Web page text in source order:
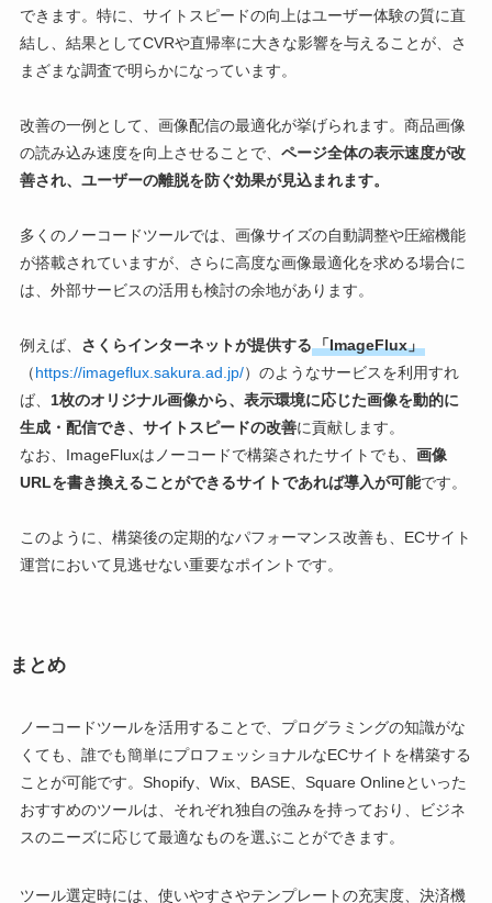
できます。特に、サイトスピードの向上はユーザー体験の質に直
結し、結果としてCVRや直帰率に大きな影響を与えることが、さ
まざまな調査で明らかになっています。
改善の一例として、画像配信の最適化が挙げられます。商品画像
の読み込み速度を向上させることで、 ページ全体の表示速度が改
善され、ユーザーの離脱を防ぐ効果が見込まれます。
多くのノーコードツールでは、画像サイズの自動調整や圧縮機能
が搭載されていますが、さらに高度な画像最適化を求める場合に
は、外部サービスの活用も検討の余地があります。
例えば、 さくらインターネットが提供する「ImageFlux」
（https://imageflux.sakura.ad.jp/）のようなサービスを利用すれ
ば、 1枚のオリジナル画像から、表示環境に応じた画像を動的に
生成・配信でき、サイトスピードの改善に貢献します。
なお、ImageFluxはノーコードで構築されたサイトでも、 画像
URLを書き換えることができるサイトであれば導入が可能です。
このように、構築後の定期的なパフォーマンス改善も、ECサイト
運営において見逃せない重要なポイントです。
まとめ
ノーコードツールを活用することで、プログラミングの知識がな
くても、誰でも簡単にプロフェッショナルなECサイトを構築する
ことが可能です。Shopify、Wix、BASE、Square Onlineといった
おすすめのツールは、それぞれ独自の強みを持っており、ビジネ
スのニーズに応じて最適なものを選ぶことができます。
ツール選定時には、使いやすさやテンプレートの充実度、決済機